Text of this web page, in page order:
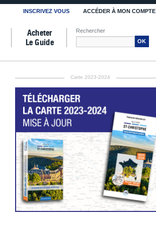
INSCRIVEZ VOUS ACCÉDER À MON COMPTE
Acheter
Le Guide
Rechercher
OK
Carte 2023-2024